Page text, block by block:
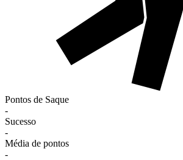
Pontos de Saque
-
Sucesso
-
Média de pontos
-